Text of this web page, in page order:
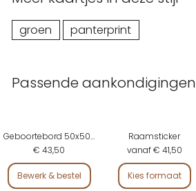
groen panterprint
Passende aankondigingen
Geboortebord 50x50 cm
€ 43,50
Bewerk & bestel
Raamsticker
vanaf € 41,50
Kies formaat